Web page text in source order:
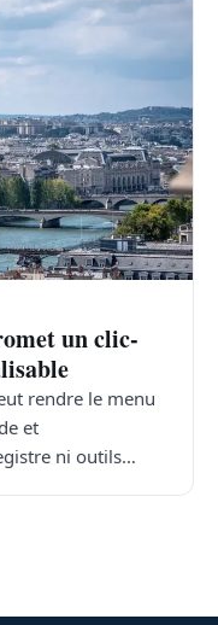
un clic-
rendre le menu
et
ni outils…